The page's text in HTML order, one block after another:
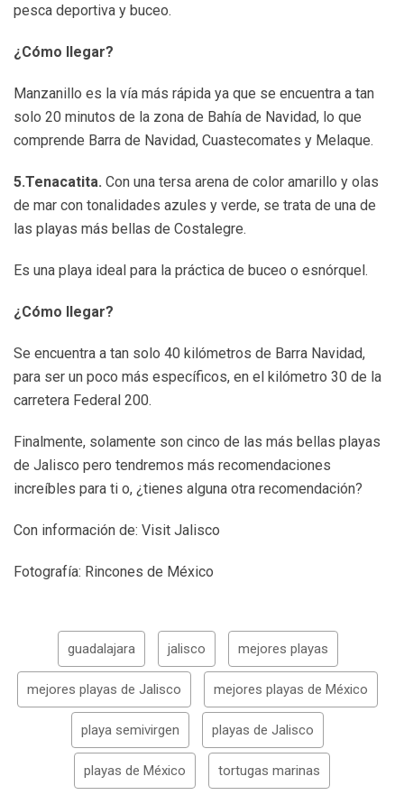
pesca deportiva y buceo.
¿Cómo llegar?
Manzanillo es la vía más rápida ya que se encuentra a tan
solo 20 minutos de la zona de Bahía de Navidad, lo que
comprende Barra de Navidad, Cuastecomates y Melaque.
5.Tenacatita. Con una tersa arena de color amarillo y olas
de mar con tonalidades azules y verde, se trata de una de
las playas más bellas de Costalegre.
Es una playa ideal para la práctica de buceo o esnórquel.
¿Cómo llegar?
Se encuentra a tan solo 40 kilómetros de Barra Navidad,
para ser un poco más específicos, en el kilómetro 30 de la
carretera Federal 200.
Finalmente, solamente son cinco de las más bellas playas
de Jalisco pero tendremos más recomendaciones
increíbles para ti o, ¿tienes alguna otra recomendación?
Con información de: Visit Jalisco
Fotografía: Rincones de México
guadalajara jalisco mejores playas
mejores playas de Jalisco mejores playas de México
playa semivirgen playas de Jalisco
playas de México tortugas marinas